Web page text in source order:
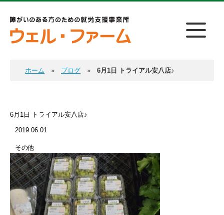
ホーム ブログ 6月1日 トライアル安八店♪
6月1日 トライアル安八店♪
2019.06.01
その他